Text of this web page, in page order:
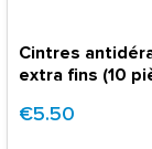
Cintres
extra fins (10
€5.50